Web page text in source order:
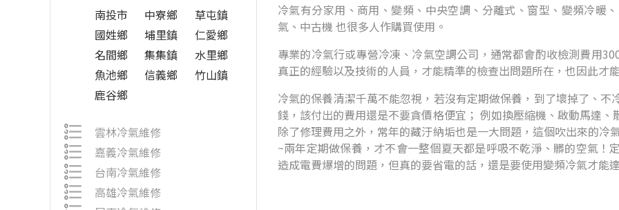
南投市
中寮鄉
草屯鎮
國姓鄉
埔里鎮
仁愛鄉
名間鄉
集集鎮
水里鄉
魚池鄉
信義鄉
竹山鎮
鹿谷鄉
雲林冷氣維修
嘉義冷氣維修
台南冷氣維修
高雄冷氣維修
冷氣有分家用、商用、變頻、中央空調、分離式、窗型、變頻冷暖
氣、中古機 也很多人作購買使用。
專業的冷氣行或專營冷凍、冷氣空調公司，通常都會酌收檢測費用
真正的經驗以及技術的人員，才能精準的檢查出問題所在，也因此才
冷氣的保養清潔千萬不能忽視，若沒有定期做保養，到了壞掉了、
錢，該付出的費用還是不要貪價格便宜； 例如換壓縮機、啟動馬達
除了修理費用之外，常年的藏汙納垢也是一大問題，這個吹出來的
~兩年定期做保養，才不會一整個夏天都是呼吸不乾淨、髒的空氣
造成電費爆增的問題，但真的要省電的話，還是要使用變頻冷氣才能